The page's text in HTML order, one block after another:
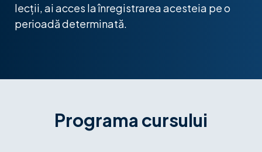
lecții, ai acces la înregistrarea acesteia pe o
perioadă determinată.
Programa cursului